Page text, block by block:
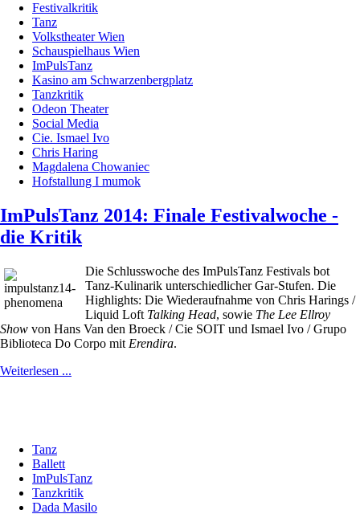
Festivalkritik
Tanz
Volkstheater Wien
Schauspielhaus Wien
ImPulsTanz
Kasino am Schwarzenbergplatz
Tanzkritik
Odeon Theater
Social Media
Cie. Ismael Ivo
Chris Haring
Magdalena Chowaniec
Hofstallung I mumok
ImPulsTanz 2014: Finale Festivalwoche -
die Kritik
Die Schlusswoche des ImPulsTanz Festivals bot
Tanz-Kulinarik unterschiedlicher Gar-Stufen. Die
Highlights: Die Wiederaufnahme von Chris Harings /
Liquid Loft Talking Head, sowie The Lee Ellroy
Show von Hans Van den Broeck / Cie SOIT und Ismael Ivo / Grupo
Biblioteca Do Corpo mit Erendira.
Weiterlesen ...
Tanz
Ballett
ImPulsTanz
Tanzkritik
Dada Masilo